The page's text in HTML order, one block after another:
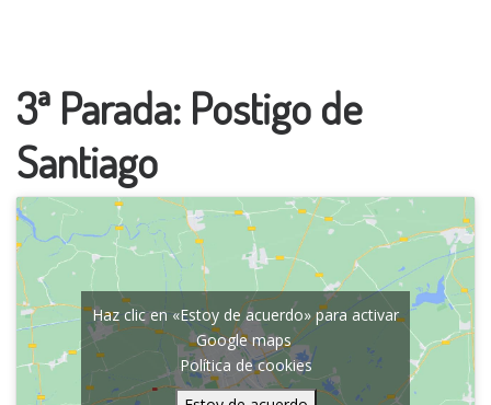
3ª Parada: Postigo de
Santiago
Haz clic en «Estoy de acuerdo» para activar
Google maps
Política de cookies